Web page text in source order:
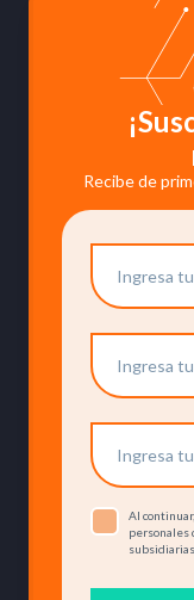
Recibe de
Al
personales
subsidiarias.